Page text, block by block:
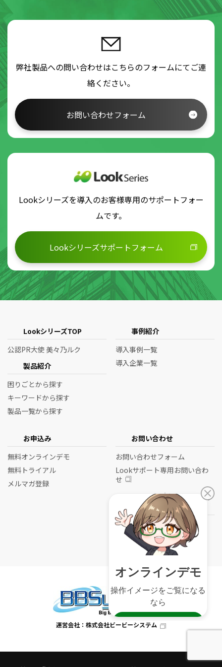
弊社製品への問い合わせはこちらのフォームにてご連
絡ください。
お問い合わせフォーム
Lookシリーズを導入のお客様専用のサポートフォー
ムです。
Lookシリーズサポートフォーム
LookシリーズTOP
公認PR大使 美々乃ルク
製品紹介
困りごとから探す
キーワードから探す
製品一覧から探す
事例紹介
導入事例一覧
導入企業一覧
お申込み
無料オンラインデモ
無料トライアル
メルマガ登録
お問い合わせ
お問い合わせフォーム
Lookサポート専用お問い合わ
せ
Lookシリーズをフォローす
運営会社：株式会社ビービーシステム